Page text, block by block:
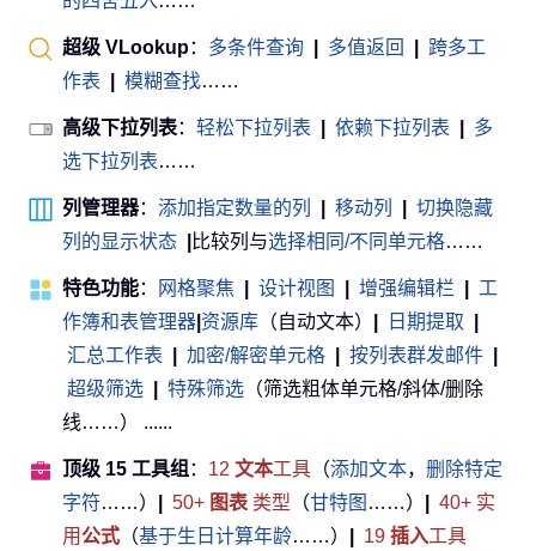
超级 VLookup： 多条件查询 多值返回
跨多工
作表
模糊查找……
高级下拉列表： 轻松下拉列表 依赖下拉列表
多
选下拉列表……
列管理器： 添加指定数量的列 移动列
切换隐藏
列的显示状态
比较列与选择相同/不同单元格……
特色功能： 网格聚焦 设计视图 增强编辑栏
工
作簿和表管理器 资源库 （自动文本） 日期提取
汇总工作表
加密/解密单元格 按列表群发邮件
超级筛选
特殊筛选 （筛选粗体单元格/斜体/删除
线……） ......
顶级 15 工具组： 12 文本工具 （添加文本， 删除特定
字符……） 50+ 图表类型 （甘特图 ……）
40+ 实
用公式 （基于生日计算年龄……） 19 插入工具